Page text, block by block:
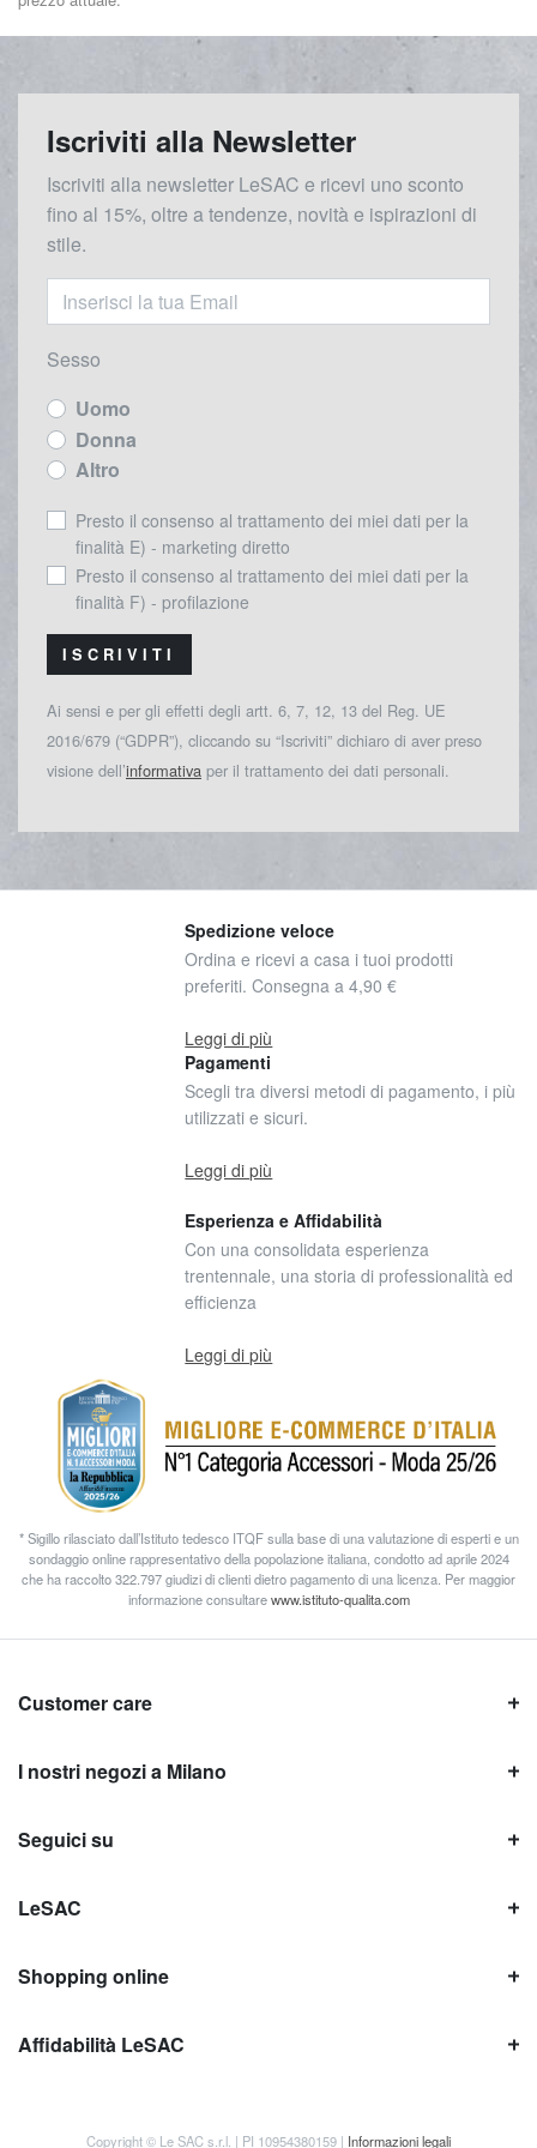
Iscriviti alla Newsletter
Iscriviti alla newsletter LeSAC e ricevi uno sconto
fino al 15%, oltre a tendenze, novità e ispirazioni di
stile.
Sesso
Uomo
Donna
Altro
Presto il consenso al trattamento dei miei dati per la
finalità E) - marketing diretto
Presto il consenso al trattamento dei miei dati per la
finalità F) - profilazione
ISCRIVITI
Ai sensi e per gli effetti degli artt. 6, 7, 12, 13 del Reg. UE
2016/679 (“GDPR”), cliccando su “Iscriviti” dichiaro di aver preso
visione dell’informativa per il trattamento dei dati personali.
Spedizione veloce
Ordina e ricevi a casa i tuoi prodotti
preferiti. Consegna a 4,90 €
Leggi di più
Pagamenti
Scegli tra diversi metodi di pagamento, i più
utilizzati e sicuri.
Leggi di più
Esperienza e Affidabilità
Con una consolidata esperienza
trentennale, una storia di professionalità ed
efficienza
Leggi di più
* Sigillo rilasciato dall’Istituto tedesco ITQF sulla base di una valutazione di esperti e un
sondaggio online rappresentativo della popolazione italiana, condotto ad aprile 2024
che ha raccolto 322.797 giudizi di clienti dietro pagamento di una licenza. Per maggior
informazione consultarewww.istituto-qualita.com
Customer care
I nostri negozi a Milano
Seguici su
LeSAC
Shopping online
Affidabilità LeSAC
Copyright © Le SAC s.r.l. | PI 10954380159 | Informazioni legali